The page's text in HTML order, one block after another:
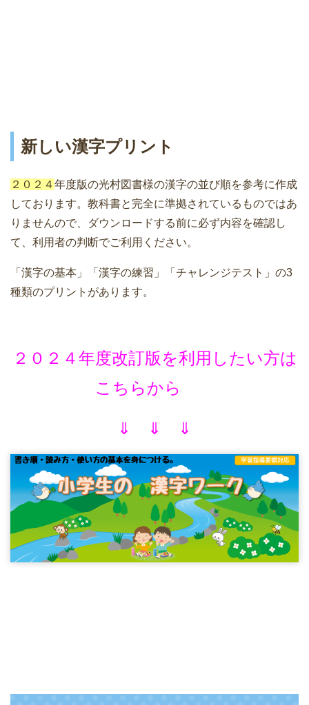
新しい漢字プリント
２０２４年度版の光村図書様の漢字の並び順を参考に作成
しております。教科書と完全に準拠されているものではあ
りませんので、ダウンロードする前に必ず内容を確認し
て、利用者の判断でご利用ください。
「漢字の基本」「漢字の練習」「チャレンジテスト」の3
種類のプリントがあります。
２０２４年度改訂版を利用したい方は
こちらから
⇓ ⇓ ⇓